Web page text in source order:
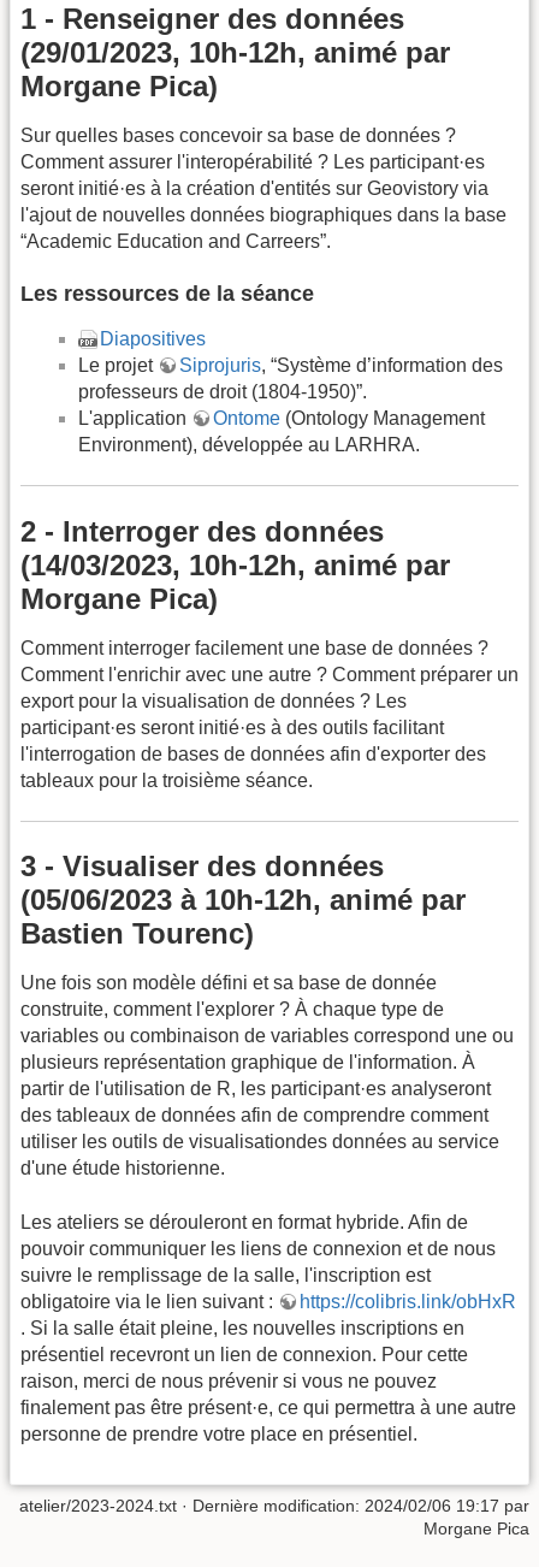
1 - Renseigner des données
(29/01/2023, 10h-12h, animé par
Morgane Pica)
Sur quelles bases concevoir sa base de données ?
Comment assurer l'interopérabilité ? Les participant·es
seront initié·es à la création d'entités sur Geovistory via
l'ajout de nouvelles données biographiques dans la base
“Academic Education and Carreers”.
Les ressources de la séance
Diapositives
Le projet
Siprojuris, “Système d’information des
professeurs de droit (1804-1950)”.
L'application
Ontome (Ontology Management
Environment), développée au LARHRA.
2 - Interroger des données
(14/03/2023, 10h-12h, animé par
Morgane Pica)
Comment interroger facilement une base de données ?
Comment l'enrichir avec une autre ? Comment préparer un
export pour la visualisation de données ? Les
participant·es seront initié·es à des outils facilitant
l'interrogation de bases de données afin d'exporter des
tableaux pour la troisième séance.
3 - Visualiser des données
(05/06/2023 à 10h-12h, animé par
Bastien Tourenc)
Une fois son modèle défini et sa base de donnée
construite, comment l'explorer ? À chaque type de
variables ou combinaison de variables correspond une ou
plusieurs représentation graphique de l'information. À
partir de l'utilisation de R, les participant·es analyseront
des tableaux de données afin de comprendre comment
utiliser les outils de visualisationdes données au service
d'une étude historienne.
Les ateliers se dérouleront en format hybride. Afin de
pouvoir communiquer les liens de connexion et de nous
suivre le remplissage de la salle, l'inscription est
obligatoire via le lien suivant :
https://colibris.link/obHxR
. Si la salle était pleine, les nouvelles inscriptions en
présentiel recevront un lien de connexion. Pour cette
raison, merci de nous prévenir si vous ne pouvez
finalement pas être présent·e, ce qui permettra à une autre
personne de prendre votre place en présentiel.
atelier/2023-2024.txt · Dernière modification: 2024/02/06 19:17 par
Morgane Pica